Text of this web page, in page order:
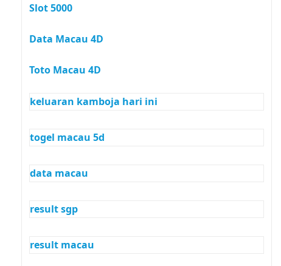
Slot 5000
Data Macau 4D
Toto Macau 4D
keluaran kamboja hari ini
togel macau 5d
data macau
result sgp
result macau